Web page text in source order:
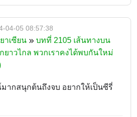
04-05 08:57:38
าเซียน
บทที่ 2105 เส้นทางบน
ยาวไกล พวกเราคงได้พบกันใหม่
ากสนุกต้นถึงจบ อยากให้เป็นซีรี่